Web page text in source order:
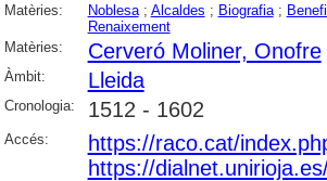
Matèries: Noblesa; Alcaldes ; Biografia;
Renaixement
Matèries:
Cerveró Moliner, Onofre
Àmbit: Lleida
Cronologia: 1512 - 1602
Accés:
https://raco.cat/
https://